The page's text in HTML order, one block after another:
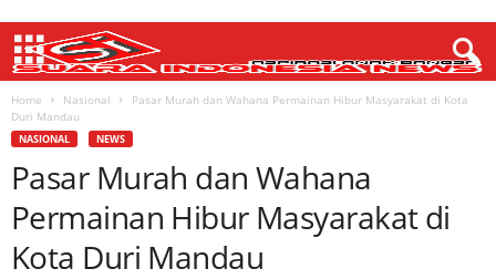
Home Nasional
Pasar Murah dan Wahana Permainan Hibur Masyarakat di Kota
Duri Mandau
NASIONAL NEWS
Pasar Murah dan Wahana
Permainan Hibur Masyarakat di
Kota Duri Mandau